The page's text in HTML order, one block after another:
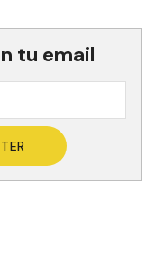
tu email